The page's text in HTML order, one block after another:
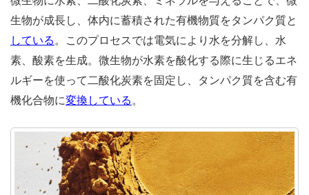
生物が成長し、体内に蓄積された有機物質をタンパク質と
している 。このプロセスでは電気により水を分解し、水
素、酸素を生成。微生物が水素を酸化する際に生じるエネ
ルギーを使って二酸化炭素を固定し、タンパク質を含む有
機化合物に変換している 。